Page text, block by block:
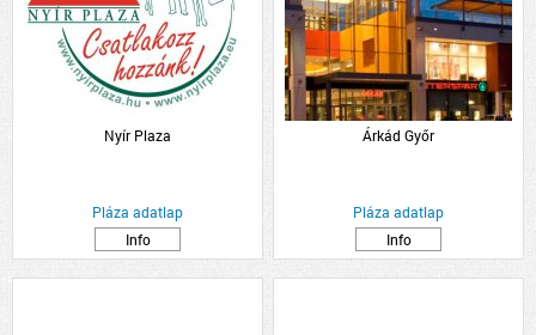
Nyír Plaza
Pláza adatlap
Info
Árkád Győr
Pláza adatlap
Info